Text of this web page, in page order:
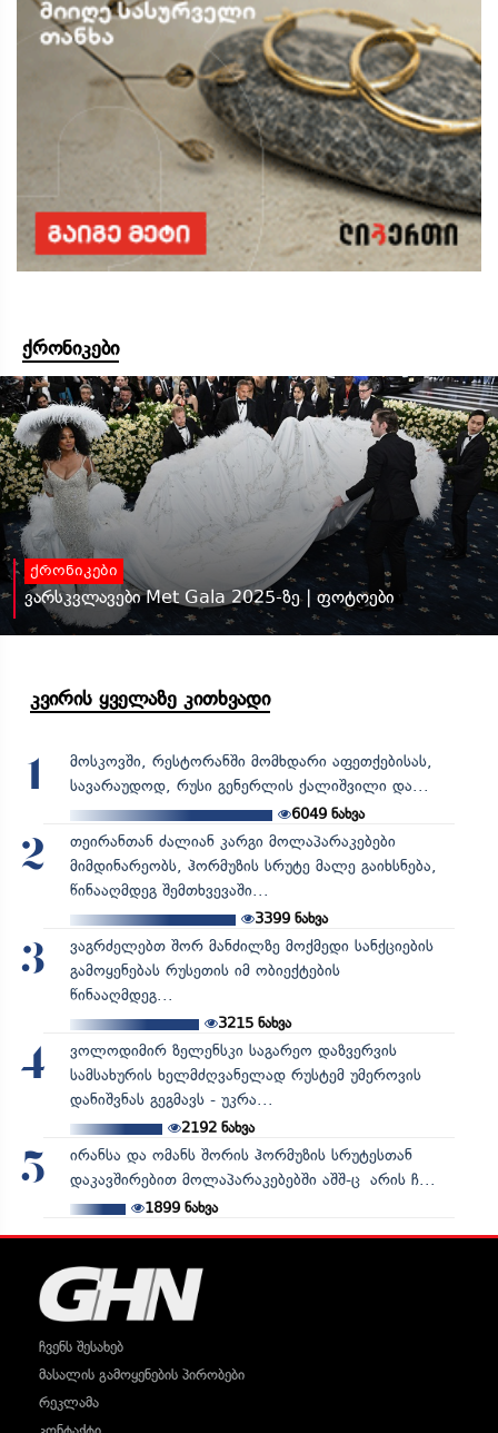
ქრონიკები
ქრონიკები
ვარსკვლავები Met Gala 2025-ზე | ფოტოები
კვირის ყველაზე კითხვადი
1
მოსკოვში, რესტორანში მომხდარი აფეთქებისას,
სავარაუდოდ, რუსი გენერლის ქალიშვილი და...
6049 ნახვა
2
თეირანთან ძალიან კარგი მოლაპარაკებები
მიმდინარეობს, ჰორმუზის სრუტე მალე გაიხსნება,
წინააღმდეგ შემთხვევაში...
3399ნახვა
3
ვაგრძელებთ შორ მანძილზე მოქმედი სანქციების
გამოყენებას რუსეთის იმ ობიექტების
წინააღმდეგ...
3215ნახვა
4
ვოლოდიმირ ზელენსკი საგარეო დაზვერვის
სამსახურის ხელმძღვანელად რუსტემ უმეროვის
დანიშვნას გეგმავს - უკრა...
2192ნახვა
5
ირანსა და ომანს შორის ჰორმუზის სრუტესთან
დაკავშირებით მოლაპარაკებებში აშშ-ც არის ჩ...
1899ნახვა
ჩვენს შესახებ
მასალის გამოყენების პირობები
რეკლამა